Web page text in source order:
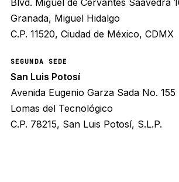
Blvd. Miguel de Cervantes Saavedra
Granada, Miguel Hidalgo
C.P. 11520, Ciudad de México, CDMX
SEGUNDA SEDE
San Luis Potosí
Avenida Eugenio Garza Sada No. 155
Lomas del Tecnológico
C.P. 78215, San Luis Potosí, S.L.P.